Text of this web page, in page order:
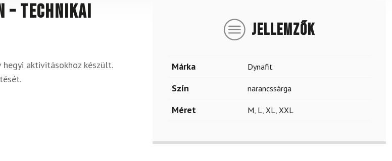
– technikai
aktivitásokhoz készült.
JELLEMZŐK
Márka Dynafit
Szín narancssárga
Méret M, L, XL, XXL